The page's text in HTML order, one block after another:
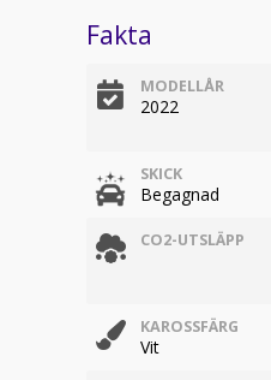
Fakta
MODELLÅR
2022
SKICK
Begagnad
CO2-UTSLÄPP
KAROSSFÄRG
Vit